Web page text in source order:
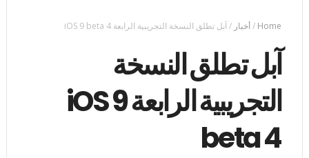
Home
/أخبار /آبل تطلق النسخة التجريبية الرابعة iOS 9 beta 4
آبل تطلق النسخة
التجريبية الرابعة iOS 9
beta 4